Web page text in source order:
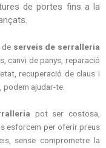
de portes fins a la
de serveis de serralleria
canvi de panys, reparació
recuperació de claus i
podem ajudar-te.
pot ser costosa,
esforcem per oferir preus
sense comprometre la